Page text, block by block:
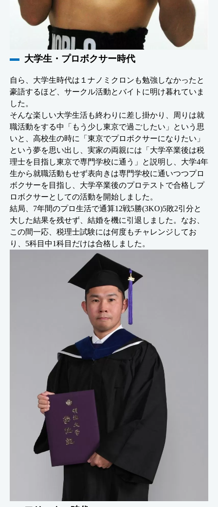
大学生・プロボクサー時代
自ら、大学生時代は１ナノミクロンも勉強しなかったと
豪語するほど、サークル活動とバイトに明け暮れていま
した。
そんな楽しい大学生活も終わりに差し掛かり、周りは就
職活動をする中「もう少し東京で過ごしたい」という思
いと、高校生の時に「東京でプロボクサーになりたい」
という夢を思い出し、実家の両親には「大学卒業後は税
理士を目指し東京で専門学校に通う」と説明し、大学4年
生から就職活動もせず表向きは専門学校に通いつつプロ
ボクサーを目指し、大学卒業後のプロテストで合格しプ
ロボクサーとしての活動を開始しました。
結局、7年間のプロ生活で通算12戦5勝(3KO)5敗2引分と
大した結果を残せず、結婚を機に引退しました。なお、
この間一応、税理士試験には何度もチャレンジしてお
り、5科目中1科目だけは合格しました。